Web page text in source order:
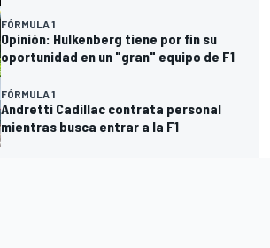
FÓRMULA 1
Opinión: Hulkenberg tiene por fin su
oportunidad en un "gran" equipo de F1
FÓRMULA 1
Andretti Cadillac contrata personal
mientras busca entrar a la F1